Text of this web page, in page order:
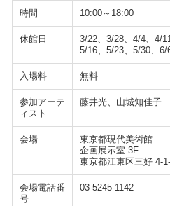
時間 10:00～18:00
休館日
3/22、3/28、4/4、4/
5/16、5/23、5/30、6/
入場料 無料
参加アーテ
ィスト
藤井光、山城知佳子
会場
東京都現代美術館
企画展示室 3F
東京都江東区三好 4-
会場電話番
号
03-5245-1142